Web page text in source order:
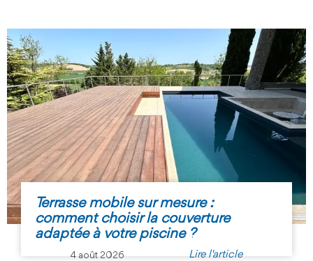
Terrasse mobile sur mesure :
comment choisir la couverture
adaptée à votre piscine ?
4 août 2026 Lire l'article